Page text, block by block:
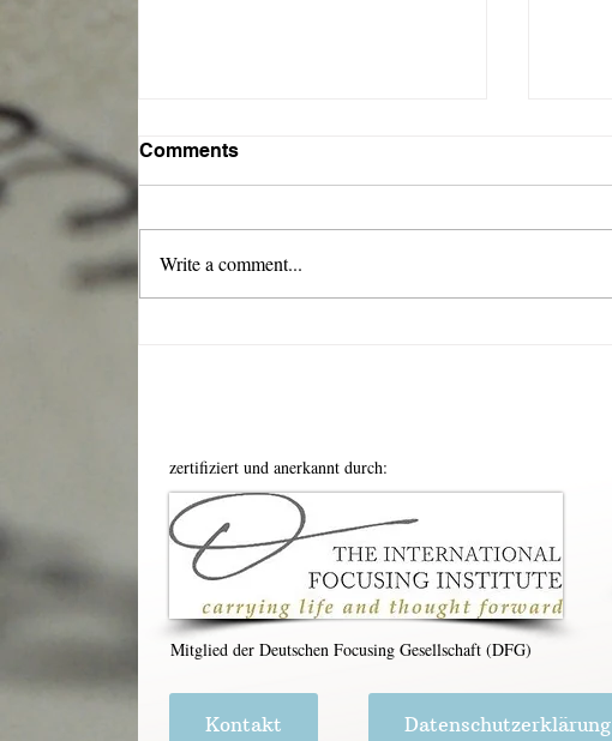
Comments
Write a comment...
Datenschutzerklärung
Kontakt
Mitglied der Deutschen Focusing Gesellschaft (DFG)
zertifiziert und anerkannt durch: